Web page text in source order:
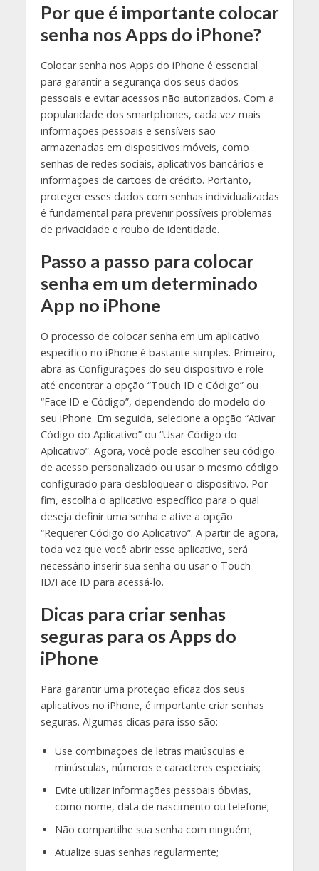
Por que é importante colocar
senha nos Apps do iPhone?
Colocar senha nos Apps do iPhone é essencial
para garantir a segurança dos seus dados
pessoais e evitar acessos não autorizados. Com a
popularidade dos smartphones, cada vez mais
informações pessoais e sensíveis são
armazenadas em dispositivos móveis, como
senhas de redes sociais, aplicativos bancários e
informações de cartões de crédito. Portanto,
proteger esses dados com senhas individualizadas
é fundamental para prevenir possíveis problemas
de privacidade e roubo de identidade.
Passo a passo para colocar
senha em um determinado
App no iPhone
O processo de colocar senha em um aplicativo
específico no iPhone é bastante simples. Primeiro,
abra as Configurações do seu dispositivo e role
até encontrar a opção “Touch ID e Código” ou
“Face ID e Código”, dependendo do modelo do
seu iPhone. Em seguida, selecione a opção “Ativar
Código do Aplicativo” ou “Usar Código do
Aplicativo”. Agora, você pode escolher seu código
de acesso personalizado ou usar o mesmo código
configurado para desbloquear o dispositivo. Por
fim, escolha o aplicativo específico para o qual
deseja definir uma senha e ative a opção
“Requerer Código do Aplicativo”. A partir de agora,
toda vez que você abrir esse aplicativo, será
necessário inserir sua senha ou usar o Touch
ID/Face ID para acessá-lo.
Dicas para criar senhas
seguras para os Apps do
iPhone
Para garantir uma proteção eficaz dos seus
aplicativos no iPhone, é importante criar senhas
seguras. Algumas dicas para isso são:
Use combinações de letras maiúsculas e
minúsculas, números e caracteres especiais;
Evite utilizar informações pessoais óbvias,
como nome, data de nascimento ou telefone;
Não compartilhe sua senha com ninguém;
Atualize suas senhas regularmente;